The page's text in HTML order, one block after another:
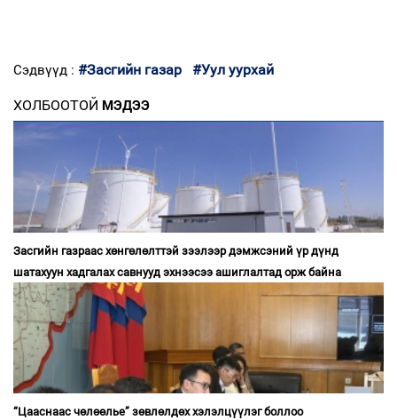
Сэдвүүд : #Засгийн газар #Уул уурхай
ХОЛБООТОЙ МЭДЭЭ
Засгийн газраас хөнгөлөлттэй зээлээр дэмжсэний үр дүнд
шатахуун хадгалах савнууд эхнээсээ ашиглалтад орж байна
“Цааснаас чөлөөлье” зөвлөлдөх хэлэлцүүлэг боллоо